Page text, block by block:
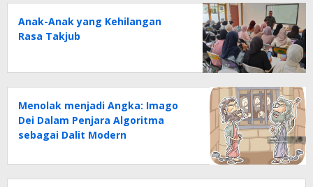
Anak-Anak yang Kehilangan
Rasa Takjub
Menolak menjadi Angka: Imago
Dei Dalam Penjara Algoritma
sebagai Dalit Modern